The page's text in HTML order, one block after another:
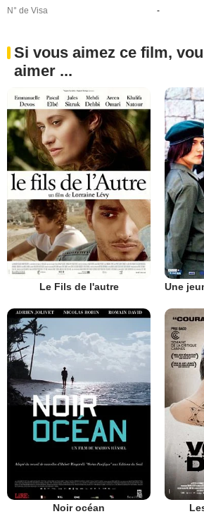
N° de Visa
-
Si vous aimez ce film,
aimer ...
Le Fils de l'autre
Noir océan